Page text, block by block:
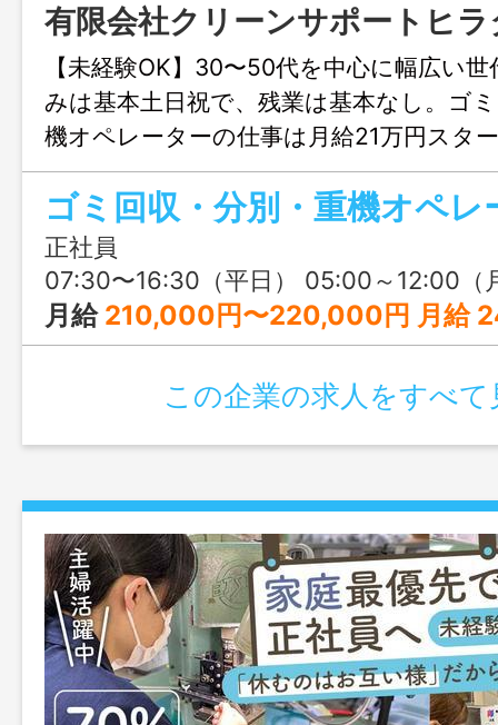
有限会社クリーンサポートヒラ
【未経験OK】30〜50代を中心に幅広い
みは基本土日祝で、残業は基本なし。ゴ
機オペレーターの仕事は月給21万円スタ
バーは月給25万円スタート！独自の評価
アップできるから、プライベートと両立
入を得たい方にピッタリ♪
ゴミ回収・分別・重機オペレ
正社員
07:30〜16:30（平日） 05:00～12:00（月1回程度の土曜祝日出勤時） ※フレックスタイム制度あり。
月給 210,000円〜220,000円 月給 240,000円〜267,000円（重機経験者） 経
この企業の求人をすべて